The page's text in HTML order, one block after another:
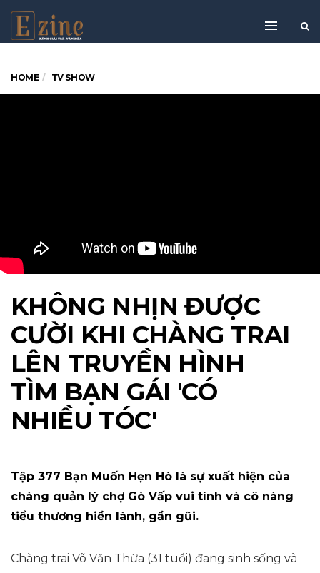
HOME TV SHOW
KHÔNG NHỊN ĐƯỢC
CƯỜI KHI CHÀNG TRAI
LÊN TRUYỀN HÌNH
TÌM BẠN GÁI 'CÓ
NHIỀU TÓC'
Tập 377 Bạn Muốn Hẹn Hò là sự xuất hiện của
chàng quản lý chợ Gò Vấp vui tính và cô nàng
tiểu thương hiền lành, gần gũi.
Chàng trai Võ Văn Thừa (31 tuổi) đang sinh sống và